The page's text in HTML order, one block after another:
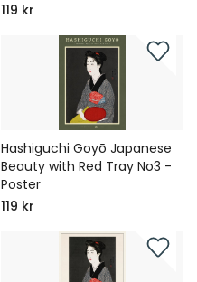
119 kr
Hashiguchi Goyō Japanese
Beauty with Red Tray No3 -
Poster
119 kr